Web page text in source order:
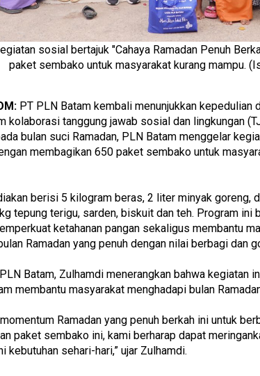
sosial bertajuk "Cahaya Ramadan Penuh
paket sembako untuk masyarakat kurang mampu.
PT PLN Batam kembali menunjukkan kepedulian
kolaborasi tanggung jawab sosial dan lingkungan
bulan suci Ramadan, PLN Batam menggelar
membagikan 650 paket sembako untuk
berisi 5 kilogram beras, 2 liter minyak goreng,
tepung terigu, sarden, biskuit dan teh. Program ini
ketahanan pangan sekaligus membantu
Ramadan yang penuh dengan nilai berbagi dan
Batam, Zulhamdi menerangkan bahwa kegiatan
membantu masyarakat menghadapi bulan
Ramadan yang penuh berkah ini untuk
paket sembako ini, kami berharap dapat
kebutuhan sehari-hari,” ujar Zulhamdi.